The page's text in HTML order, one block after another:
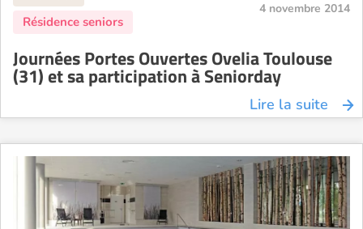
4 novembre 2014
Journées Portes Ouvertes Ovelia Toulouse
(31) et sa participation à Seniorday
Lire la suite